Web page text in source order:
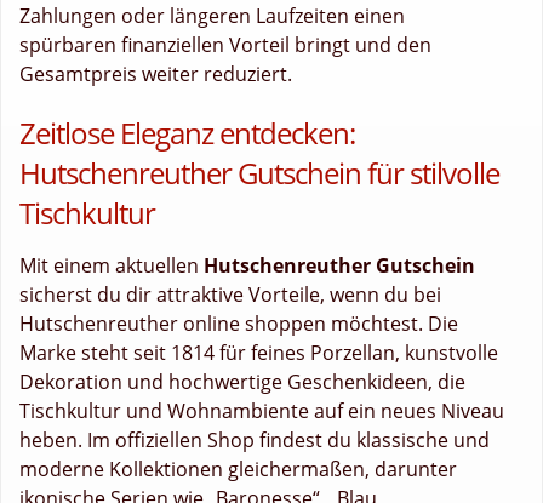
Zahlungen oder längeren Laufzeiten einen
spürbaren finanziellen Vorteil bringt und den
Gesamtpreis weiter reduziert.
Zeitlose Eleganz entdecken:
Hutschenreuther Gutschein für stilvolle
Tischkultur
Mit einem aktuellen Hutschenreuther Gutschein
sicherst du dir attraktive Vorteile, wenn du bei
Hutschenreuther online shoppen möchtest. Die
Marke steht seit 1814 für feines Porzellan, kunstvolle
Dekoration und hochwertige Geschenkideen, die
Tischkultur und Wohnambiente auf ein neues Niveau
heben. Im offiziellen Shop findest du klassische und
moderne Kollektionen gleichermaßen, darunter